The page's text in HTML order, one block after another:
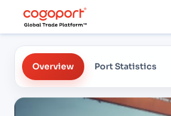
Overview Port Statistics